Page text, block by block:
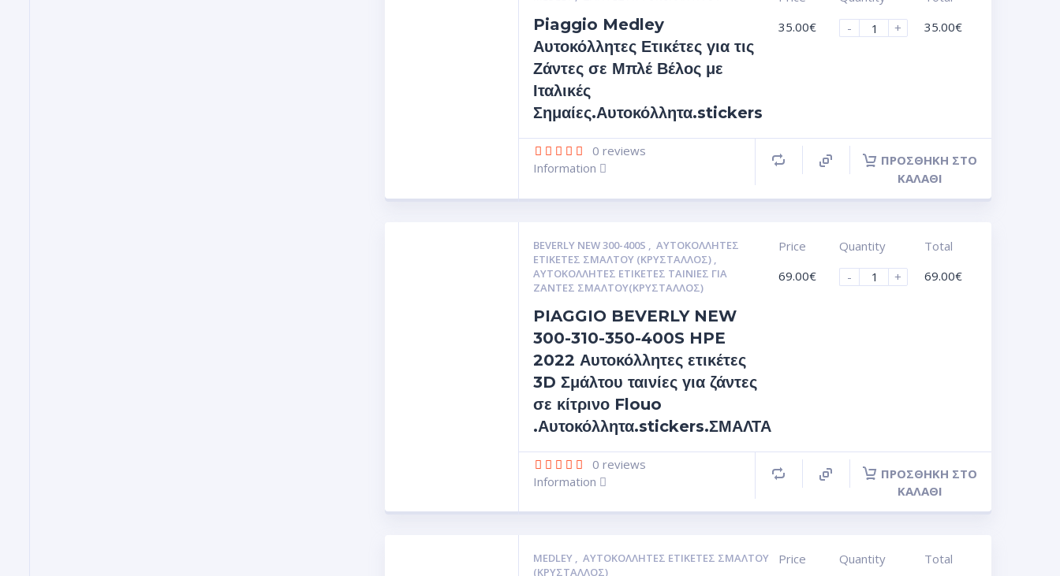
Piaggio Medley
Αυτοκόλλητες Ετικέτες για τις
Ζάντες σε Μπλέ Βέλος με
Ιταλικές
Σημαίες.Αυτοκόλλητα.stickers
35.00€
-
+
35.00€
0 reviews
Information
ΠΡΟΣΘΉΚΗ ΣΤΟ
ΚΑΛΆΘΙ
BEVERLY NEW 300-400S ,ΑΥΤΟΚΌΛΛΗΤΕΣ
ΕΤΙΚΈΤΕΣ ΣΜΆΛΤΟΥ (ΚΡΥΣΤΑΛΛΟΣ) ,
ΑΥΤΟΚΌΛΛΗΤΕΣ ΕΤΙΚΈΤΕΣ ΤΑΙΝΊΕΣ ΓΙΑ
ΖΆΝΤΕΣ ΣΜΆΛΤΟΥ(ΚΡΎΣΤΑΛΛΟΣ)
PIAGGIO BEVERLY NEW
300-310-350-400S HPE
2022 Αυτοκόλλητες ετικέτες
3D Σμάλτου ταινίες για ζάντες
σε κίτρινο Flouo
.Αυτοκόλλητα.stickers.ΣΜΑΛΤΑ
Price
69.00€
Quantity
-
+
Total
69.00€
0 reviews
Information
ΠΡΟΣΘΉΚΗ ΣΤΟ
ΚΑΛΆΘΙ
MEDLEY ,ΑΥΤΟΚΌΛΛΗΤΕΣ ΕΤΙΚΈΤΕΣ ΣΜΆΛΤΟΥ
(ΚΡΥΣΤΑΛΛΟΣ)
Price Quantity Total